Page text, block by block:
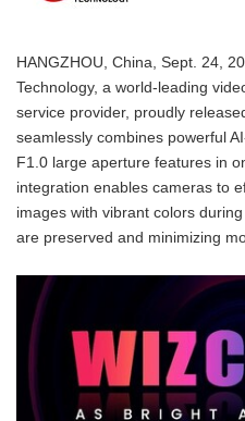
HANGZHOU, China, Sept. 24,
Technology, a world-leading
service provider, proudly
seamlessly combines powerful
F1.0 large aperture features in
integration enables cameras to
images with vibrant colors
are preserved and minimizing